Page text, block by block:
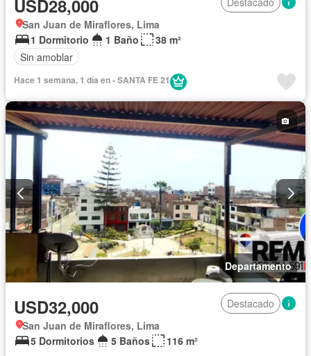
USD28,000
San Juan de Miraflores, Lima
1 Dormitorio
1 Baño
38 m²
Sin amoblar
Hace 1 semana, 1 día en - SANTA FE 21
Departamento
USD32,000
Destacado
San Juan de Miraflores, Lima
5 Dormitorios
5 Baños 116 m²